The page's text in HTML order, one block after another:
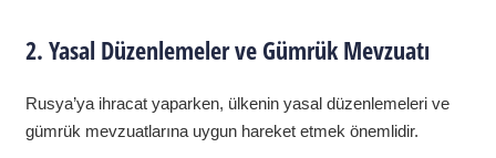
2. Yasal Düzenlemeler ve Gümrük Mevzuatı
Rusya’ya ihracat yaparken, ülkenin yasal düzenlemeleri ve
gümrük mevzuatlarına uygun hareket etmek önemlidir.